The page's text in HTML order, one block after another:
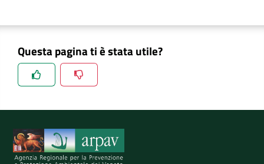
Questa pagina ti è stata utile?
Spiegaci perchè, e aiutaci a migliorare il servizio